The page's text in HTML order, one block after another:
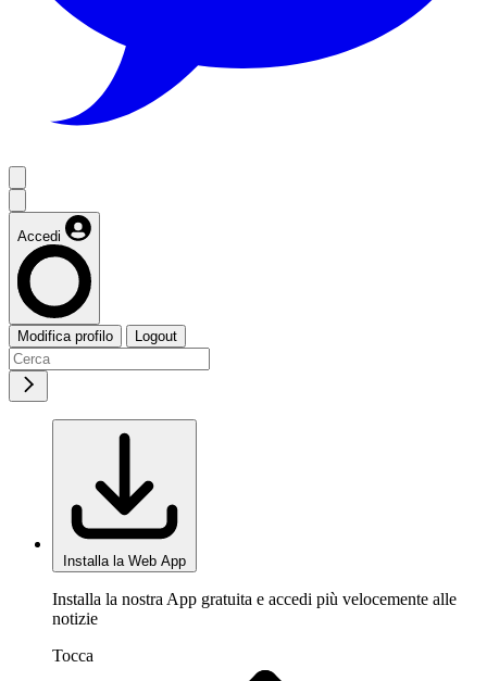
Accedi
Modifica profilo Logout
Installa la Web App
Installa la nostra App gratuita e accedi più velocemente alle
notizie
Tocca